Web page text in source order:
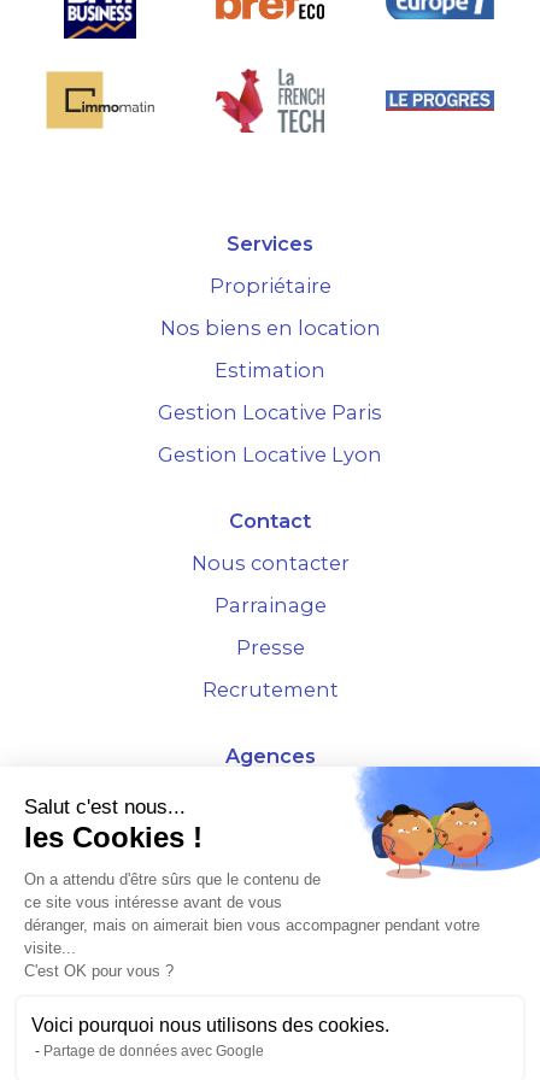
Services
Propriétaire
Nos biens en location
Estimation
Gestion Locative Paris
Gestion Locative Lyon
Contact
Nous contacter
Parrainage
Presse
Recrutement
Agences
4 Rue de la Bourse - 69001 Lyon
10 rue d'Austerlitz - 75012 Paris
À L'HORIZON 2025
Salut c'est nous...
les Cookies !
On a attendu d'être sûrs que le contenu de
ce site vous intéresse avant de vous
déranger, mais on aimerait bien vous accompagner pendant votre
visite...
C'est OK pour vous ?
Voici pourquoi nous utilisons des cookies.
Partage de données avec Google